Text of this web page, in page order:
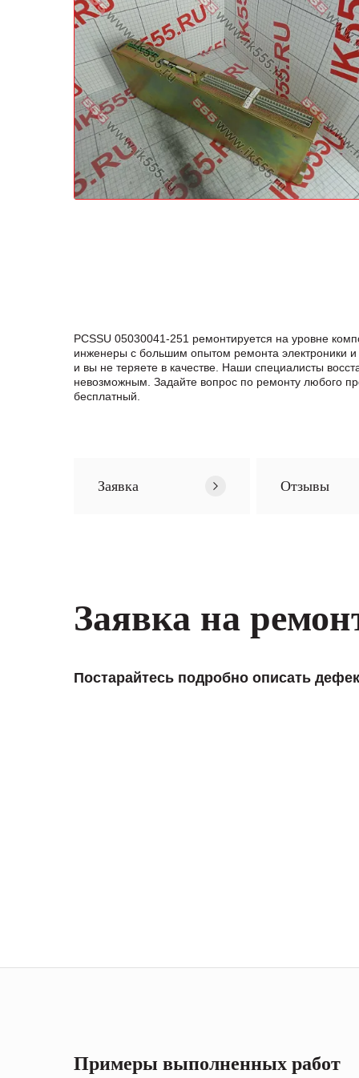
PCSSU 05030041-251 ремонтируется на уровне
инженеры с большим опытом ремонта электроники и
и вы не теряете в качестве. Наши специалисты
невозможным. Задайте вопрос по ремонту любого
бесплатный.
Заявка Отзывы
Заявка на
Постарайтесь подробно описать
Примеры выполненных работ